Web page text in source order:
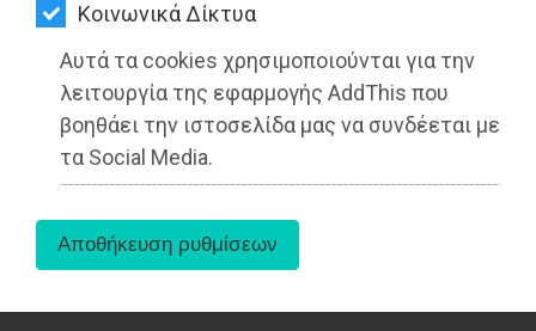
Kοινωνικά Δίκτυα
Αυτά τα cookies χρησιμοποιούνται για την
λειτουργία της εφαρμογής AddThis που
βοηθάει την ιστοσελίδα μας να συνδέεται με
τα Social Media.
ΨΙΘΥΡΟΙ
ΑΠΟΣΤΟΛΗ
ΑΡΘΡΩΝ
Από την Ειρήνη Δελακά
Δημοσιογράφος - Διεθνολόγος